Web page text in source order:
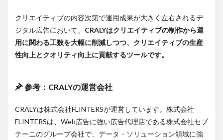
無料
プラ
ンが
向い
てい
は？
「CRALY」
の4つの主
な機能と
効果を発
クリエイティブの内容次第で運用成果が大きく左右されるデ
ジタル広告において、 CRALYはクリエイティブの制作から運
用に関わる工数を大幅に削減しつつ、クリエイティブの生産
性向上とクオリティ向上に貢献するツールです。
参考：CRALYの運営会社
CRALYは株式会社FLINTERSが運営しています。株式会社
FLINTERSは、Web広告に強い広告代理店である株式会社セプ
テーニのグループ会社で、データ・ソリューション領域に強